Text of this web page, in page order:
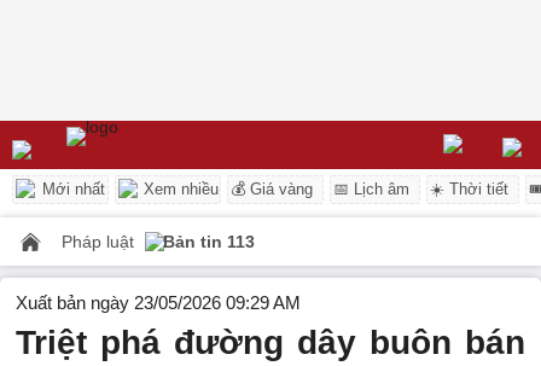
Mới nhất Xem nhiều 💰 Giá vàng 📅 Lịch âm ☀️ Thời tiết
Pháp luật Bản tin 113
Xuất bản ngày 23/05/2026 09:29 AM
Triệt phá đường dây buôn bán